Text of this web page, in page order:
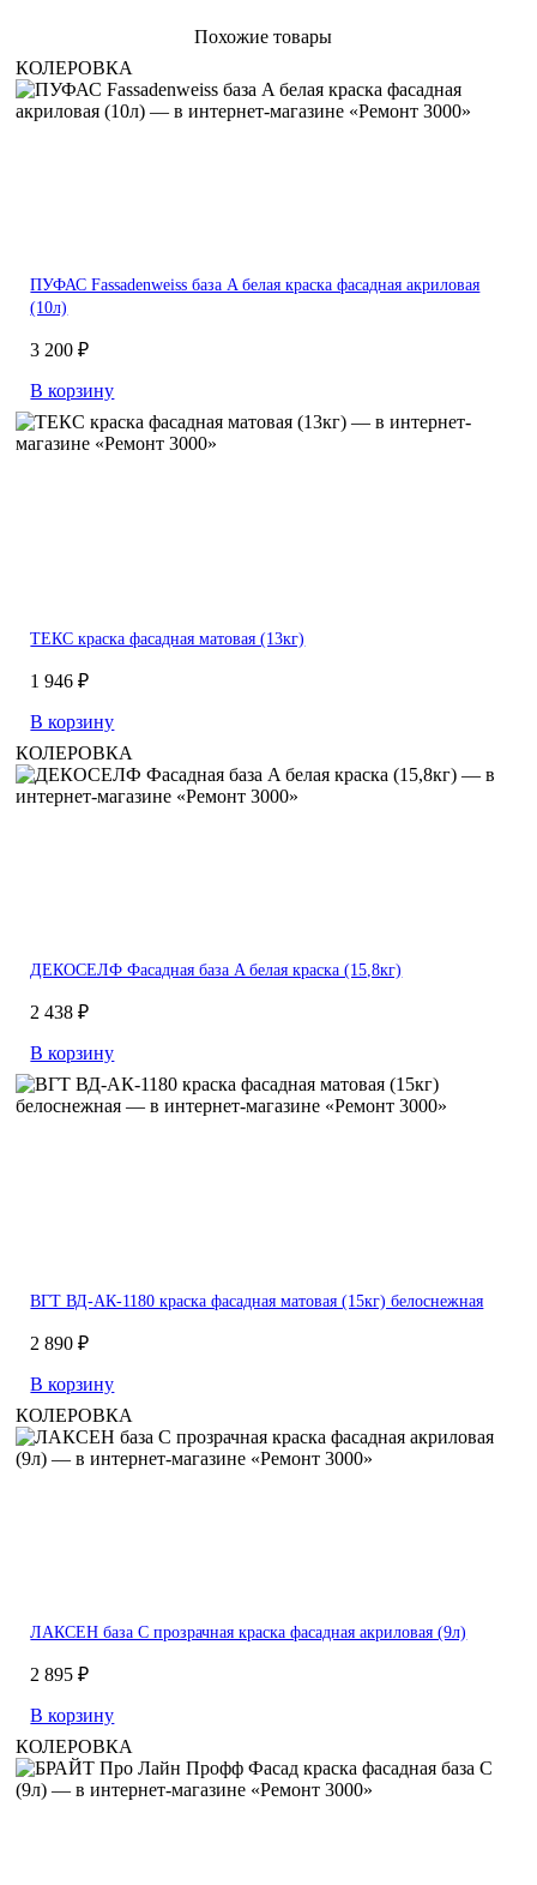
Похожие товары
КОЛЕРОВКА
ПУФАС Fassadenweiss база A белая краска фасадная акриловая
(10л)
3 200 ₽
В корзину
ТЕКС краска фасадная матовая (13кг)
1 946 ₽
В корзину
КОЛЕРОВКА
ДЕКОСЕЛФ Фасадная база A белая краска (15,8кг)
2 438 ₽
В корзину
ВГТ ВД-АК-1180 краска фасадная матовая (15кг) белоснежная
2 890 ₽
В корзину
КОЛЕРОВКА
ЛАКСЕН база С прозрачная краска фасадная акриловая (9л)
2 895 ₽
В корзину
КОЛЕРОВКА